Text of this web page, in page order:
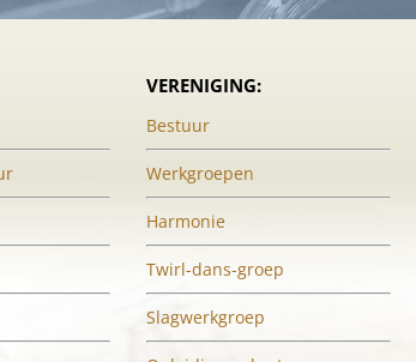
VERENIGING:
Bestuur
Werkgroepen
Harmonie
Twirl-dans-groep
Slagwerkgroep